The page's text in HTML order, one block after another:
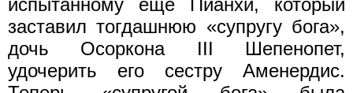
заставил тогдашнюю «супругу бога»,
дочь Осоркона III Шепенопет,
удочерить его сестру Аменердис.